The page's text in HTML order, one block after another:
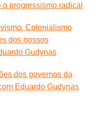
progressismo radical
Colonialismo
dos nossos
Gudynas
dos governos da
Eduardo Gudynas